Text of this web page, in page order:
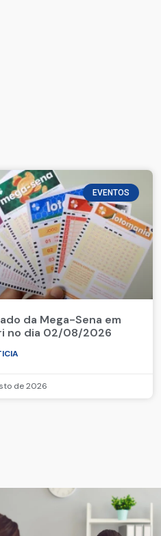
EVENTOS
da Mega-Sena em
no dia 02/08/2026
de 2026